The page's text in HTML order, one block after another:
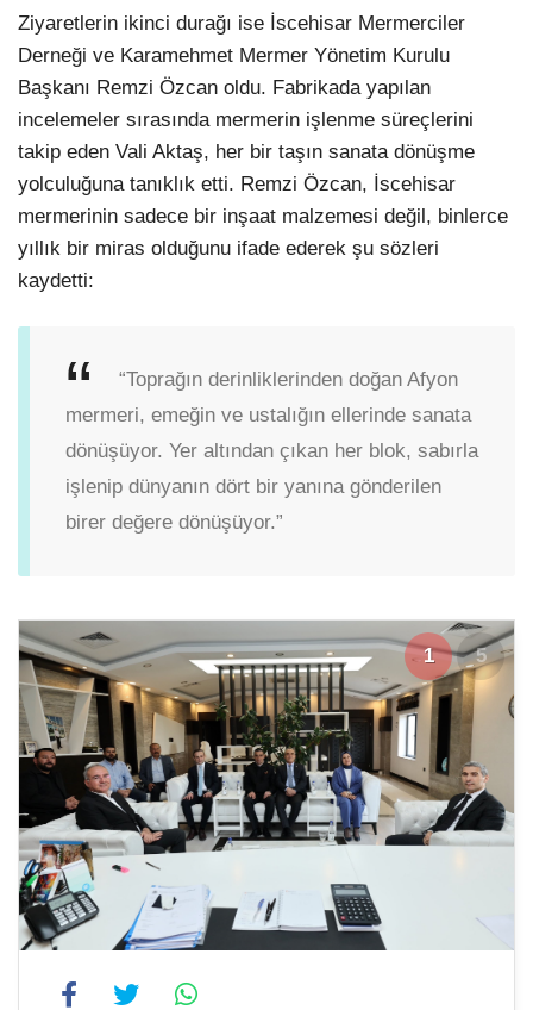
Ziyaretlerin ikinci durağı ise İscehisar Mermerciler
Derneği ve Karamehmet Mermer Yönetim Kurulu
Başkanı Remzi Özcan oldu. Fabrikada yapılan
incelemeler sırasında mermerin işlenme süreçlerini
takip eden Vali Aktaş, her bir taşın sanata dönüşme
yolculuğuna tanıklık etti. Remzi Özcan, İscehisar
mermerinin sadece bir inşaat malzemesi değil, binlerce
yıllık bir miras olduğunu ifade ederek şu sözleri
kaydetti:
“Toprağın derinliklerinden doğan Afyon
mermeri, emeğin ve ustalığın ellerinde sanata
dönüşüyor. Yer altından çıkan her blok, sabırla
işlenip dünyanın dört bir yanına gönderilen
birer değere dönüşüyor.”
1 5